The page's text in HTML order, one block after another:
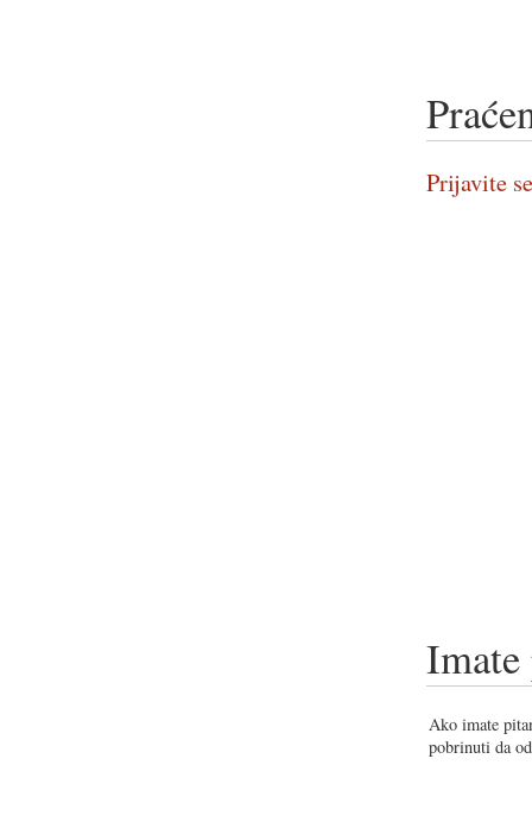
Prijavite
Imate
Ako imate
pobrinuti da